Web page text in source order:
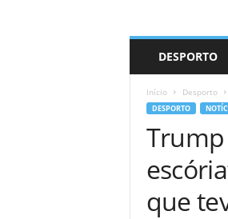
r
DESPORTO
Início Desporto
DESPORTO
que